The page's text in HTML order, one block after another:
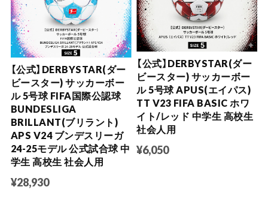
【公式】DERBYSTAR(ダー
ビースター) サッカーボー
ル 5号球 FIFA国際公認球
BUNDESLIGA
BRILLANT(ブリラント)
APS V24 ブンデスリーガ
24-25モデル 公式試合球 中
学生 高校生 社会人用
¥28,930
【公式】DERBYSTAR(ダー
ビースター) サッカーボー
ル 5号球 APUS(エイパス)
TT V23 FIFA BASIC ホワ
イト/レッド 中学生 高校生
社会人用
¥6,050